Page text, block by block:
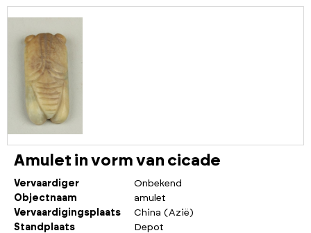
Amulet in vorm van cicade
Vervaardiger
Onbekend
Objectnaam
amulet
Vervaardigingsplaats
China (Azië)
Standplaats
Depot